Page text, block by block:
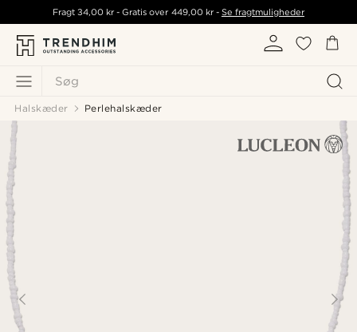
Søg
Fragt34,00 kr - Gratis over 449,00 kr- Se fragtmuligheder
Halskæder Perlehalskæder